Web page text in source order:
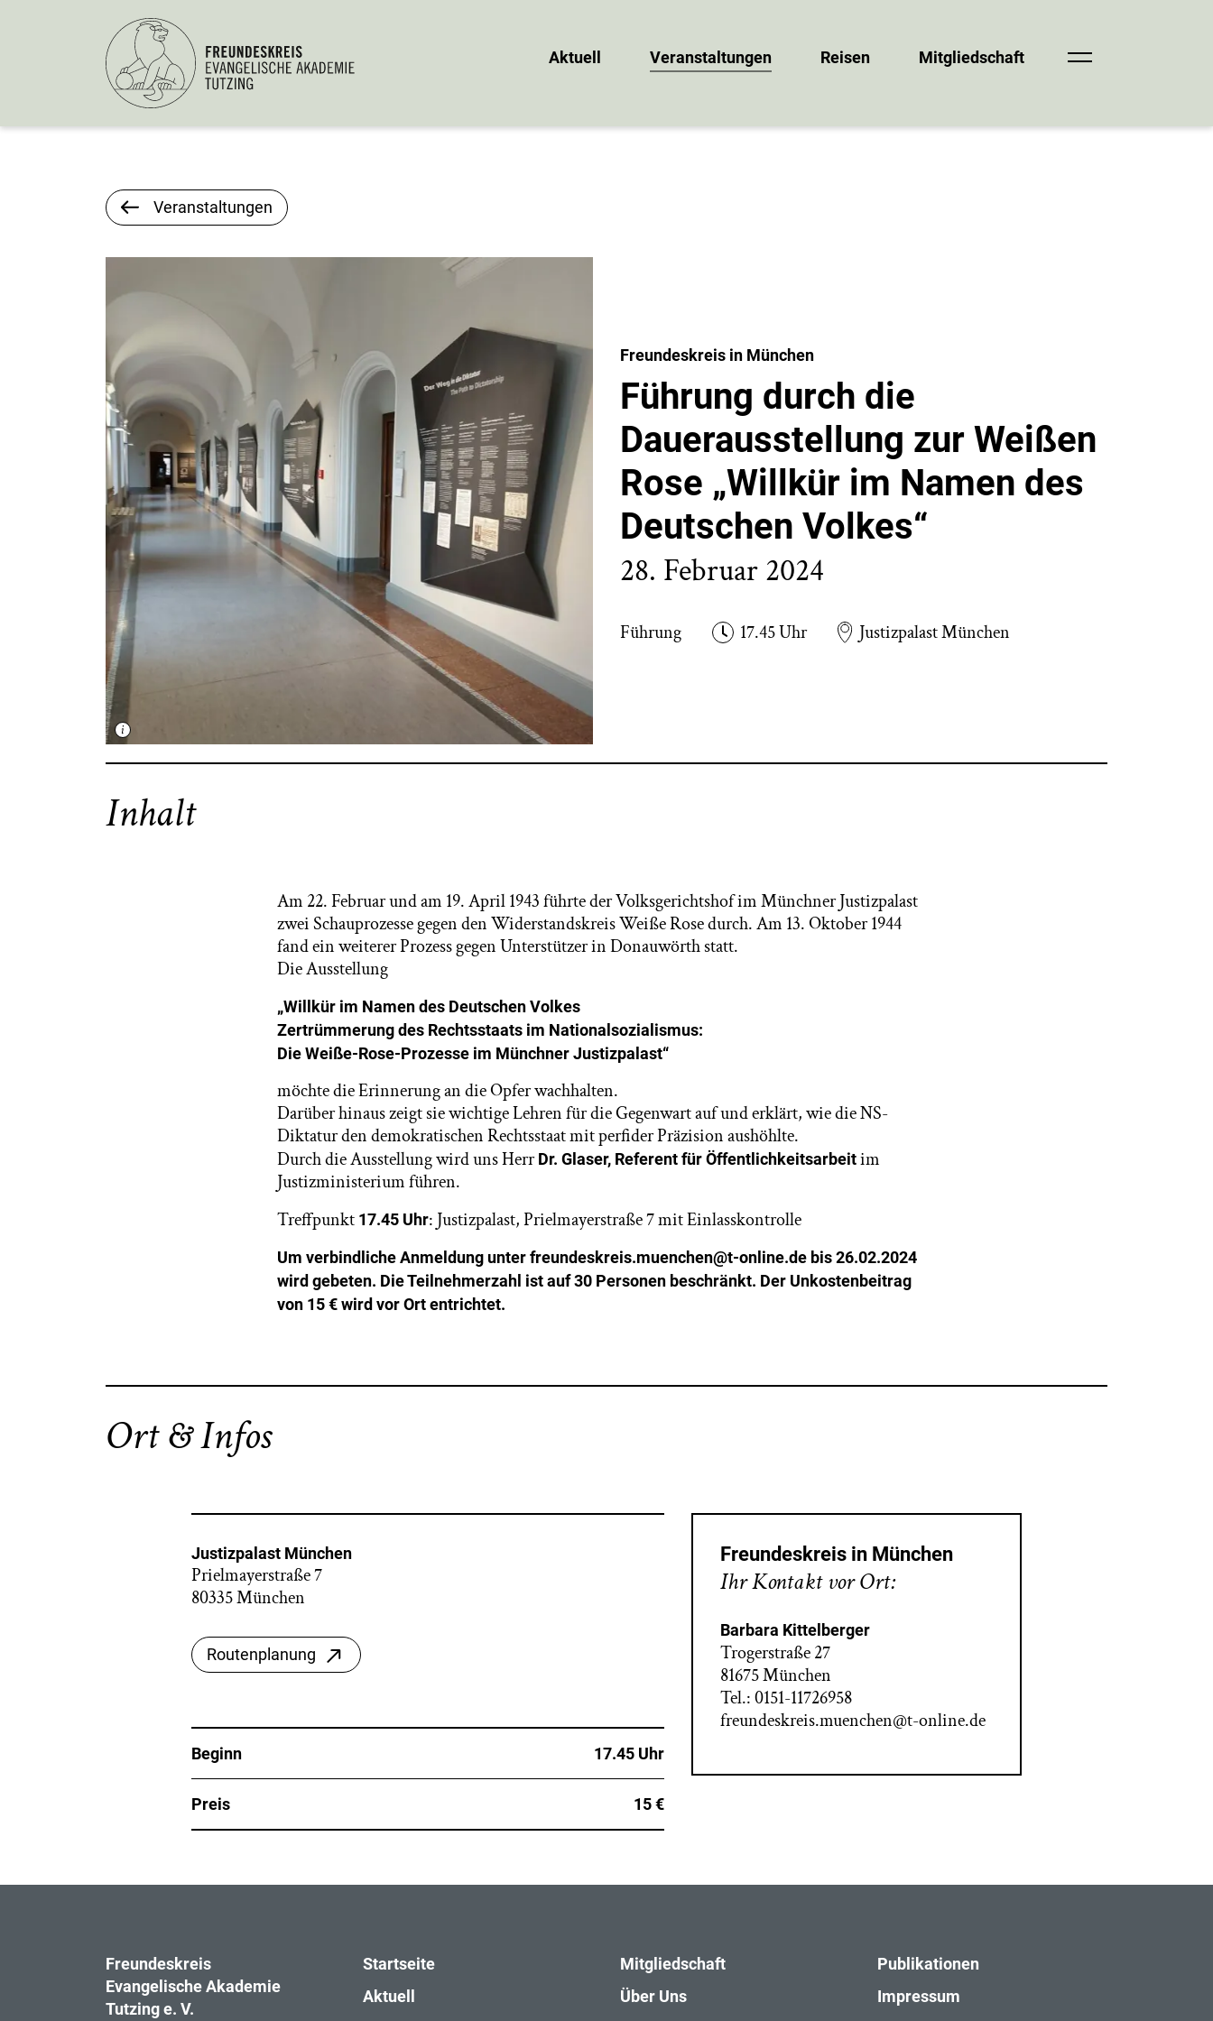
Aktuell Veranstaltungen Reisen Mitgliedschaft
Veranstaltungen
Freundeskreis in München
Führung durch die
Dauerausstellung zur Weißen
Rose „Willkür im Namen des
Deutschen Volkes“
28. Februar 2024
Führung 17.45 Uhr Justizpalast München
Inhalt
Am 22. Februar und am 19. April 1943 führte der Volksgerichtshof im Münchner Justizpalast
zwei Schauprozesse gegen den Widerstandskreis Weiße Rose durch. Am 13. Oktober 1944
fand ein weiterer Prozess gegen Unterstützer in Donauwörth statt.
Die Ausstellung
„Willkür im Namen des Deutschen Volkes
Zertrümmerung des Rechtsstaats im Nationalsozialismus:
Die Weiße-Rose-Prozesse im Münchner Justizpalast“
möchte die Erinnerung an die Opfer wachhalten.
Darüber hinaus zeigt sie wichtige Lehren für die Gegenwart auf und erklärt, wie die NS-
Diktatur den demokratischen Rechtsstaat mit perfider Präzision aushöhlte.
Durch die Ausstellung wird uns HerrDr. Glaser, Referent für Öffentlichkeitsarbeitim
Justizministerium führen.
Treffpunkt 17.45 Uhr: Justizpalast, Prielmayerstraße 7 mit Einlasskontrolle
Um verbindliche Anmeldung unterfreundeskreis.muenchen@t-online.de bis 26.02.2024
wird gebeten. Die Teilnehmerzahl ist auf 30 Personen beschränkt. Der Unkostenbeitrag
von 15 € wird vor Ort entrichtet.
Ort & Infos
Justizpalast München
Prielmayerstraße 7
80335 München
Routenplanung
Beginn 17.45 Uhr
Preis 15 €
Freundeskreis in München
Ihr Kontakt vor Ort:
Barbara Kittelberger
Trogerstraße 27
81675 München
Tel.: 0151-11726958
freundeskreis.muenchen@t-online.de
Freundeskreis
Evangelische Akademie
Tutzing e. V.
Startseite
Aktuell
Mitgliedschaft
Über Uns
Publikationen
Impressum